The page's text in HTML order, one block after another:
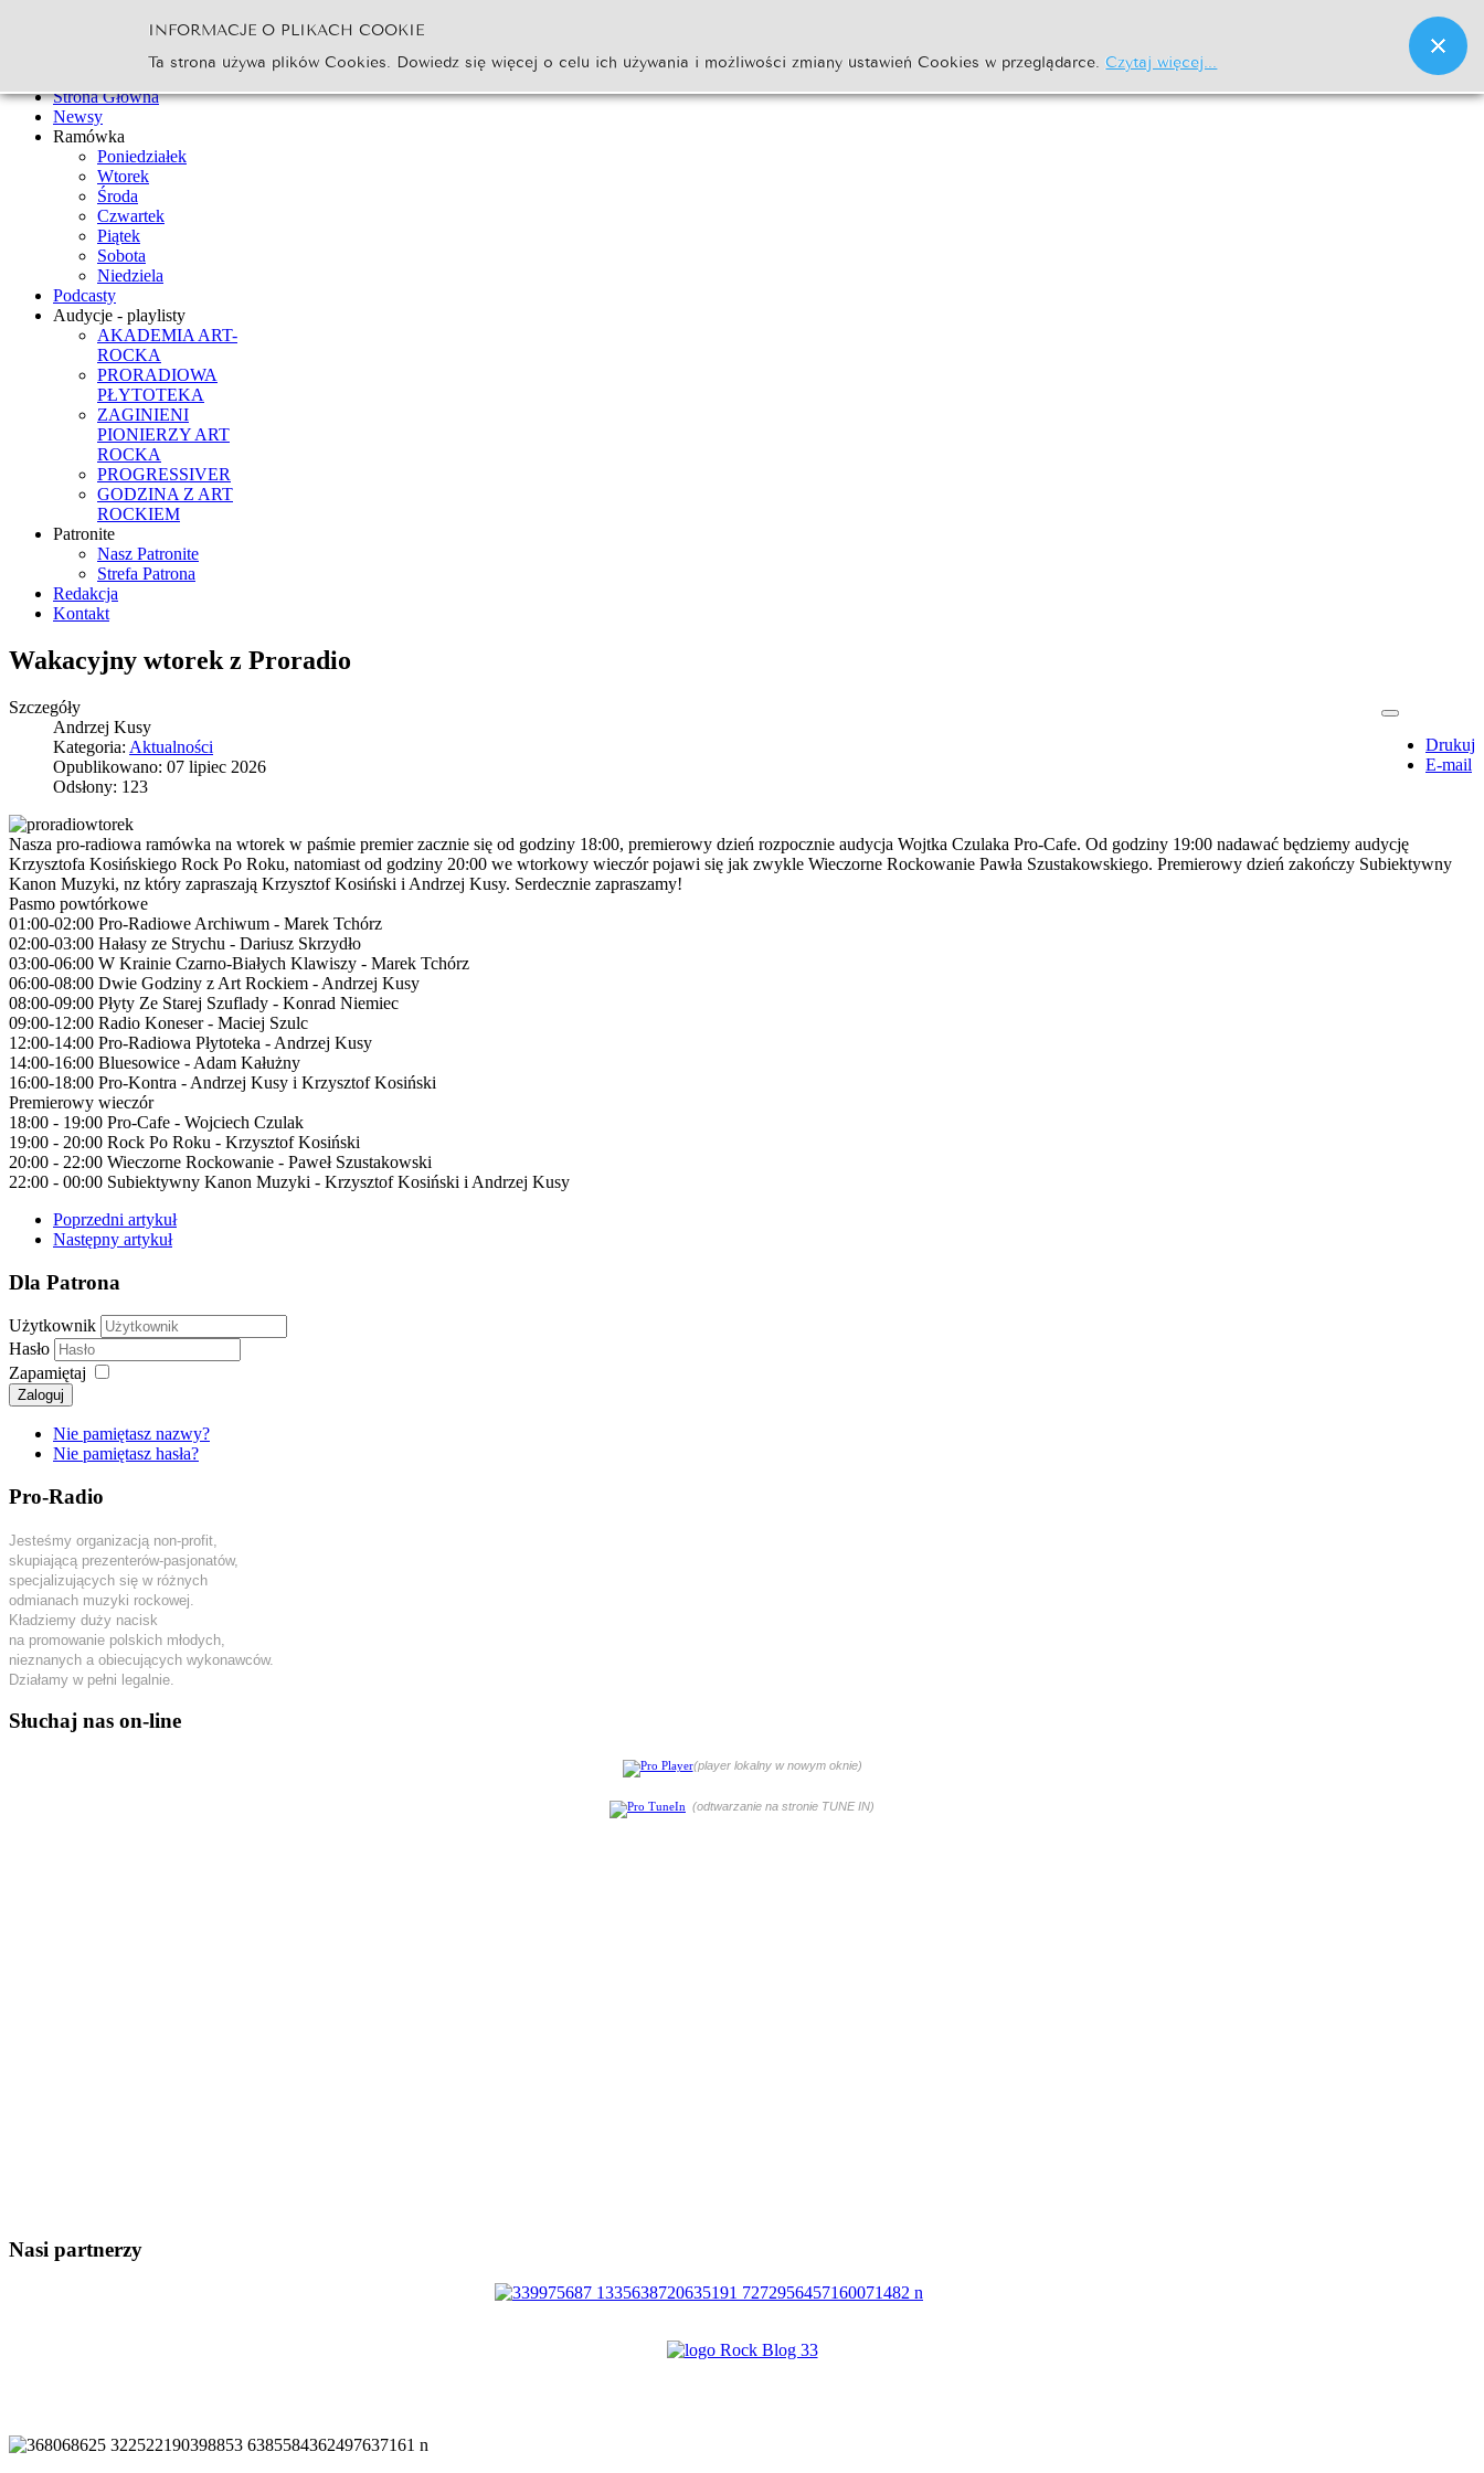
Go
Strona Główna
Newsy
Ramówka
Poniedziałek
Wtorek
Środa
Czwartek
Piątek
Sobota
Niedziela
Podcasty
Audycje - playlisty
AKADEMIA ART-
ROCKA
PRORADIOWA
PŁYTOTEKA
ZAGINIENI
PIONIERZY ART
ROCKA
PROGRESSIVER
GODZINA Z ART
ROCKIEM
Patronite
Nasz Patronite
Strefa Patrona
Redakcja
Kontakt
Wakacyjny wtorek z Proradio
Drukuj
E-mail
Szczegóły
Andrzej Kusy
Kategoria: Aktualności
Opublikowano: 07 lipiec 2026
Odsłony: 123
Nasza pro-radiowa ramówka na wtorek w paśmie premier zacznie się od godziny 18:00, premierowy dzień rozpocznie audycja Wojtka Czulaka Pro-Cafe. Od godziny 19:00 nadawać będziemy audycję
Krzysztofa Kosińskiego Rock Po Roku, natomiast od godziny 20:00 we wtorkowy wieczór pojawi się jak zwykle Wieczorne Rockowanie Pawła Szustakowskiego. Premierowy dzień zakończy Subiektywny
Kanon Muzyki, nz który zapraszają Krzysztof Kosiński i Andrzej Kusy. Serdecznie zapraszamy!
Pasmo powtórkowe
01:00-02:00 Pro-Radiowe Archiwum - Marek Tchórz
02:00-03:00 Hałasy ze Strychu - Dariusz Skrzydło
03:00-06:00 W Krainie Czarno-Białych Klawiszy - Marek Tchórz
06:00-08:00 Dwie Godziny z Art Rockiem - Andrzej Kusy
08:00-09:00 Płyty Ze Starej Szuflady - Konrad Niemiec
09:00-12:00 Radio Koneser - Maciej Szulc
12:00-14:00 Pro-Radiowa Płytoteka - Andrzej Kusy
14:00-16:00 Bluesowice - Adam Kałużny
16:00-18:00 Pro-Kontra - Andrzej Kusy i Krzysztof Kosiński
Premierowy wieczór
18:00 - 19:00 Pro-Cafe - Wojciech Czulak
19:00 - 20:00 Rock Po Roku - Krzysztof Kosiński
20:00 - 22:00 Wieczorne Rockowanie - Paweł Szustakowski
22:00 - 00:00 Subiektywny Kanon Muzyki - Krzysztof Kosiński i Andrzej Kusy
Poprzedni artykuł
Następny artykuł
Dla Patrona
Użytkownik
Hasło
Zapamiętaj
Zaloguj
Nie pamiętasz nazwy?
Nie pamiętasz hasła?
Pro-Radio
Jesteśmy organizacją non-profit,
skupiającą prezenterów-pasjonatów,
specjalizujących się w różnych
odmianach muzyki rockowej.
Kładziemy duży nacisk
na promowanie polskich młodych,
nieznanych a obiecujących wykonawców.
Działamy w pełni legalnie.
Słuchaj nas on-line
(player lokalny w nowym oknie)
(odtwarzanie na stronie TUNE IN)
Nasi partnerzy
INFORMACJE O PLIKACH COOKIE
Ta strona używa plików Cookies. Dowiedz się więcej o celu ich używania i możliwości zmiany ustawień Cookies w przeglądarce.Czytaj więcej...